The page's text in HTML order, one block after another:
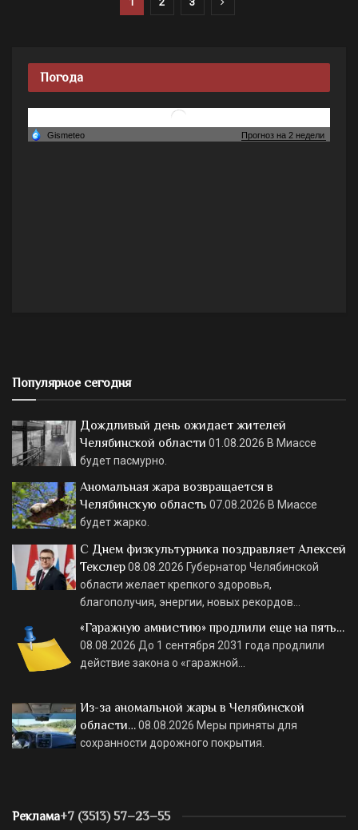
Погода
Популярное сегодня
Дождливый день ожидает жителей
Челябинской области 01.08.2026 В Миассе
будет пасмурно.
Аномальная жара возвращается в
Челябинскую область 07.08.2026 В Миассе
будет жарко.
С Днем физкультурника поздравляет Алексей
Текслер08.08.2026 Губернатор Челябинской
области желает крепкого здоровья,
благополучия, энергии, новых рекордов…
«Гаражную амнистию» продлили еще на пять…
08.08.2026 До 1 сентября 2031 года продлили
действие закона о «гаражной…
Из-за аномальной жары в Челябинской
области…08.08.2026 Меры приняты для
сохранности дорожного покрытия.
Реклама+7 (3513) 57–23–55